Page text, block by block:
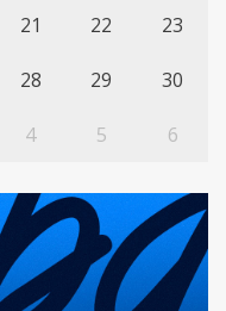
21 22 23
28 29 30
4 5 6